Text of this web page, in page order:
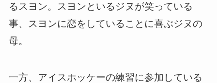
るスヨン。スヨンといるジヌが笑っている
事、スヨンに恋をしていることに喜ぶジヌの
母。
一方、アイスホッケーの練習に参加している